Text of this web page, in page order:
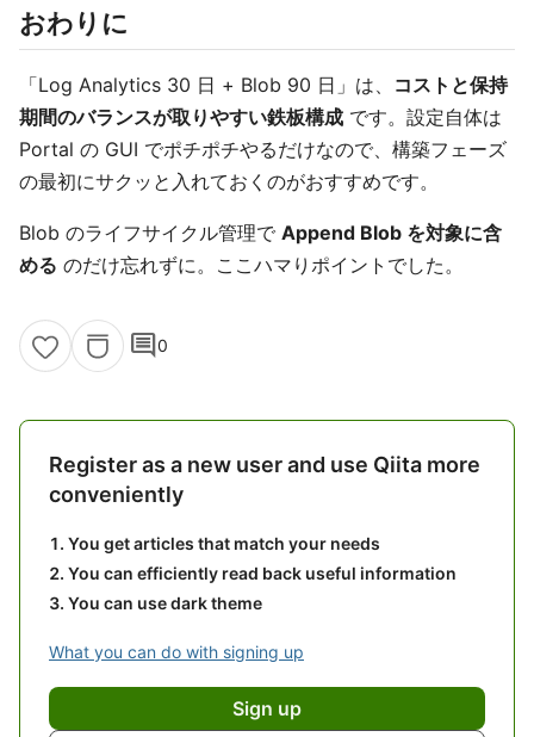
おわりに
「Log Analytics 30 日 + Blob 90 日」は、 コストと保持
期間のバランスが取りやすい鉄板構成 です。設定自体は
Portal の GUI でポチポチやるだけなので、構築フェーズ
の最初にサクッと入れておくのがおすすめです。
Blob のライフサイクル管理で Append Blob を対象に含
める のだけ忘れずに。ここハマりポイントでした。
comment0
Register as a new user and use Qiita more
conveniently
You get articles that match your needs
You can efficiently read back useful information
You can use dark theme
What you can do with signing up
Sign up